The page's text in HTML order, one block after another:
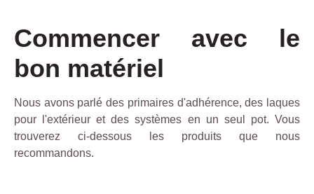
Commencer avec le
bon matériel
Nous avons parlé des primaires d'adhérence, des laques
pour l'extérieur et des systèmes en un seul pot. Vous
trouverez ci-dessous les produits que nous
recommandons.